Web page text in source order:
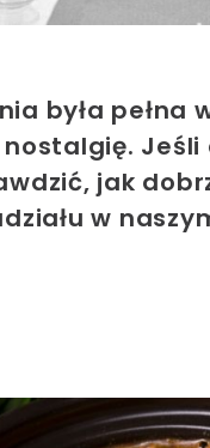
była
jak
w